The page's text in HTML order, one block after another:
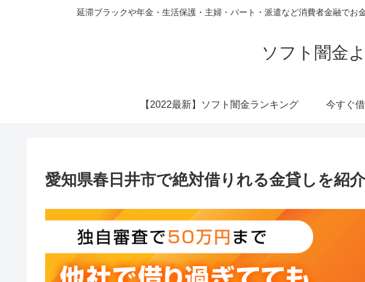
延滞ブラックや年金・生活保護・主婦・パート・派遣など消費者金融でお
ソフト闇金
【2022最新】ソフト闇金ランキング 今すぐ
愛知県春日井市で絶対借りれる金貸しを紹介